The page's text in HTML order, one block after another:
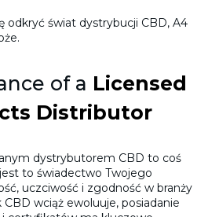
odkryć świat dystrybucji CBD, A4
of a Licensed
Distributor
dystrybutorem CBD to coś
to świadectwo Twojego
uczciwość i zgodność w branży
wciąż ewoluuje, posiadanie